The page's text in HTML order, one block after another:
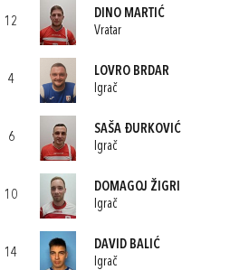
12
DINO MARTIĆ
Vratar
4
LOVRO BRDAR
Igrač
6
SAŠA ĐURKOVIĆ
Igrač
10
DOMAGOJ ŽIGRI
Igrač
14
DAVID BALIĆ
Igrač